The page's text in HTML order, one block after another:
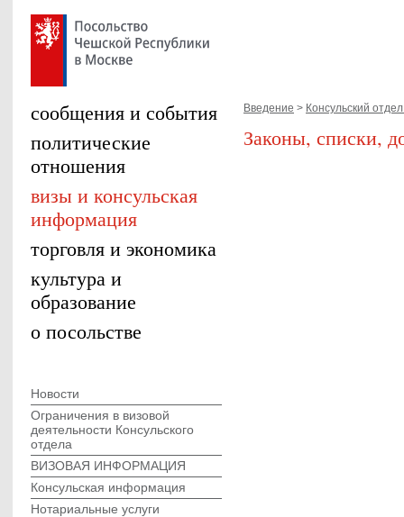
Введение > Консульский
Законы, списки,
сообщения и события
политические
отношения
визы и консульская
информация
торговля и экономика
культура и
образование
о посольстве
Новости
Ограничения в визовой
деятельности Консульского
отдела
ВИЗОВАЯ ИНФОРМАЦИЯ
Консульская информация
Нотариальные услуги